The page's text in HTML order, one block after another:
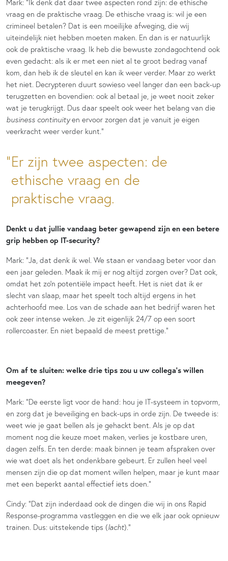
Mark: “Ik denk dat daar twee aspecten rond zijn: de ethische
vraag en de praktische vraag. De ethische vraag is: wil je een
crimineel betalen? Dat is een moeilijke afweging, die wij
uiteindelijk niet hebben moeten maken. En dan is er natuurlijk
ook de praktische vraag. Ik heb die bewuste zondagochtend ook
even gedacht: als ik er met een niet al te groot bedrag vanaf
kom, dan heb ik de sleutel en kan ik weer verder. Maar zo werkt
het niet. Decrypteren duurt sowieso veel langer dan een back-up
terugzetten en bovendien: ook al betaal je, je weet nooit zeker
wat je terugkrijgt. Dus daar speelt ook weer het belang van die
business continuityen ervoor zorgen dat je vanuit je eigen
veerkracht weer verder kunt.”
Er zijn twee aspecten: de
ethische vraag en de
praktische vraag.
Denkt u dat jullie vandaag beter gewapend zijn en een betere
grip hebben op IT-security?
Mark: “Ja, dat denk ik wel. We staan er vandaag beter voor dan
een jaar geleden. Maak ik mij er nog altijd zorgen over? Dat ook,
omdat het zo’n potentiële impact heeft. Het is niet dat ik er
slecht van slaap, maar het speelt toch altijd ergens in het
achterhoofd mee. Los van de schade aan het bedrijf waren het
ook zeer intense weken. Je zit eigenlijk 24/7 op een soort
rollercoaster. En niet bepaald de meest prettige.”
Om af te sluiten: welke drie tips zou u uw collega’s willen
meegeven?
Mark: “De eerste ligt voor de hand: hou je IT-systeem in topvorm,
en zorg dat je beveiliging en back-ups in orde zijn. De tweede is:
weet wie je gaat bellen als je gehackt bent. Als je op dat
moment nog die keuze moet maken, verlies je kostbare uren,
dagen zelfs. En ten derde: maak binnen je team afspraken over
wie wat doet als het ondenkbare gebeurt. Er zullen heel veel
mensen zijn die op dat moment willen helpen, maar je kunt maar
met een beperkt aantal effectief iets doen.”
Cindy: “Dat zijn inderdaad ook de dingen die wij in ons Rapid
Response-programma vastleggen en die we elk jaar ook opnieuw
trainen. Dus: uitstekende tips (lacht).”